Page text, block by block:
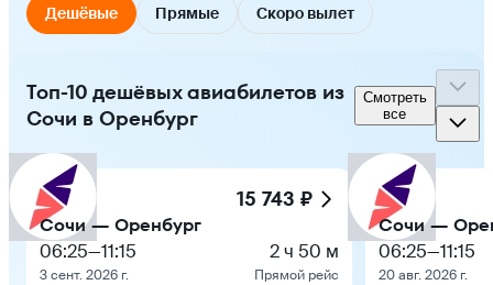
Дешёвые Прямые Скоро вылет
Топ-10 дешёвых авиабилетов из
Сочи в Оренбург
Смотреть
все
15 743 ₽
Сочи — Оренбург
06:25—11:15
3 сент. 2026 г.
2 ч 50 м
Прямой рейс
Сочи —
06:25—11:15
20 авг. 2026 г.